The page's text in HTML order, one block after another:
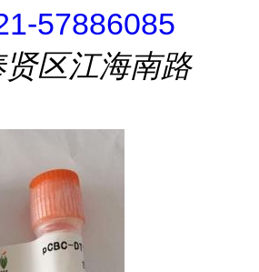
57886085
区江海南路